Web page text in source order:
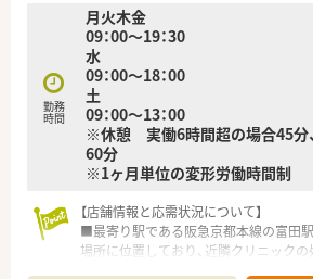
たい方！
■正社員としてバリバリ働きながらも
大切にしたい方！
■車通勤したい方！
勤務
時間
月火木金
09：00～19：30
水
09：00～18：00
土
09：00～13：00
※休憩 実働6時間超の場合45分
60分
※1ヶ月単位の変形労働時間制
【店舗情報と応需状況について】
■最寄り駅である阪急京都本線の富田
場所に位置しており、近隣クリニック